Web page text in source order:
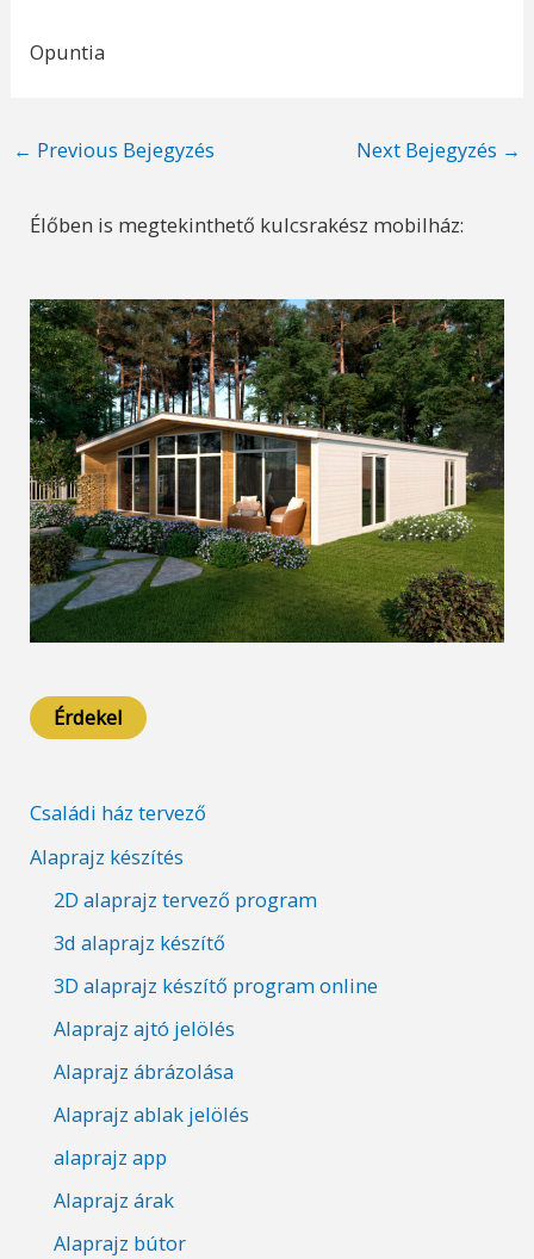
Opuntia
Post
← Previous Bejegyzés Next Bejegyzés →
Élőben is megtekinthető kulcsrakész mobilház:
Érdekel
Családi ház tervező
Alaprajz készítés
2D alaprajz tervező program
3d alaprajz készítő
3D alaprajz készítő program online
Alaprajz ajtó jelölés
Alaprajz ábrázolása
Alaprajz ablak jelölés
alaprajz app
Alaprajz árak
Alaprajz bútor